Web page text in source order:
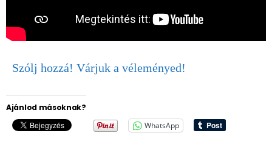
Szólj hozzá! Várjuk a véleményed!
Ajánlod másoknak?
WhatsApp